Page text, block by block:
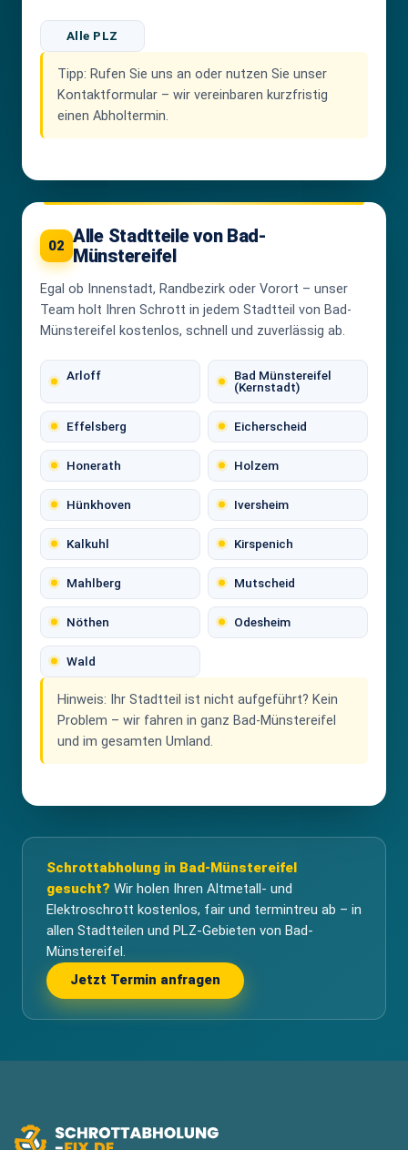
Alle PLZ
Tipp: Rufen Sie uns an oder nutzen Sie unser
Kontaktformular – wir vereinbaren kurzfristig
einen Abholtermin.
02 Alle Stadtteile von Bad-
Münstereifel
Egal ob Innenstadt, Randbezirk oder Vorort – unser
Team holt Ihren Schrott in jedem Stadtteil von Bad-
Münstereifel kostenlos, schnell und zuverlässig ab.
Arloff
Bad Münstereifel
(Kernstadt)
Effelsberg Eicherscheid
Honerath Holzem
Hünkhoven Iversheim
Kalkuhl Kirspenich
Mahlberg Mutscheid
Nöthen Odesheim
Wald
Hinweis: Ihr Stadtteil ist nicht aufgeführt? Kein
Problem – wir fahren in ganz Bad-Münstereifel
und im gesamten Umland.
Schrottabholung in Bad-Münstereifel
gesucht? Wir holen Ihren Altmetall- und
Elektroschrott kostenlos, fair und termintreu ab – in
allen Stadtteilen und PLZ-Gebieten von Bad-
Münstereifel.
Jetzt Termin anfragen